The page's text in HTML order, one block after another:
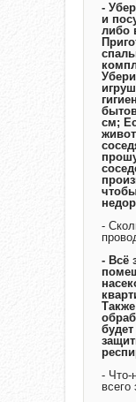
-
и
либо
см;
-
- Всё
- Что-
всего